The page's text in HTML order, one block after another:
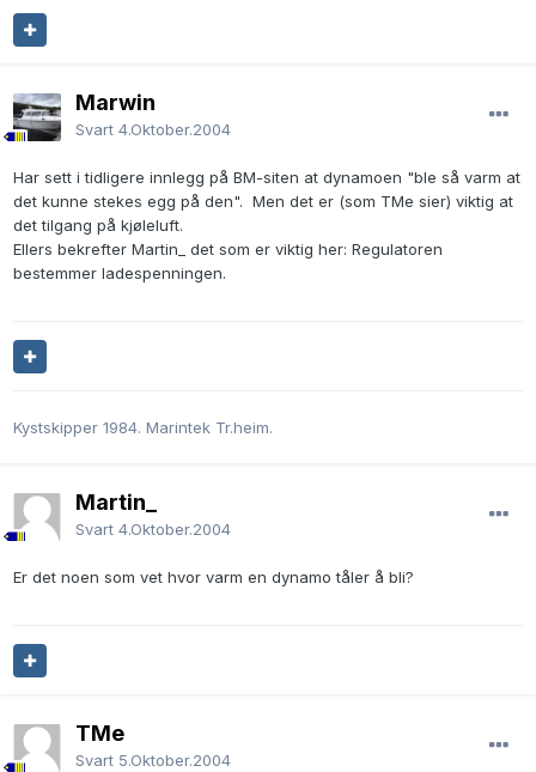
Marwin
Svart 4.Oktober.2004
Har sett i tidligere innlegg på BM-siten at dynamoen "ble så varm at
det kunne stekes egg på den". Men det er (som TMe sier) viktig at
det tilgang på kjøleluft.
Ellers bekrefter Martin_ det som er viktig her: Regulatoren
bestemmer ladespenningen.
Kystskipper 1984. Marintek Tr.heim.
Martin_
Svart 4.Oktober.2004
Er det noen som vet hvor varm en dynamo tåler å bli?
TMe
Svart 5.Oktober.2004